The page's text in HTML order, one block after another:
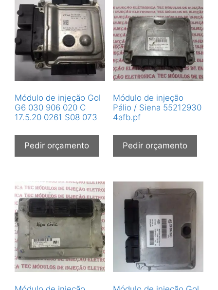
Módulo de injeção Gol
G6 030 906 020 C
17.5.20 0261 S08 073
Pedir orçamento
Módulo de injeção
Pálio / Siena 55212930
4afb.pf
Pedir orçamento